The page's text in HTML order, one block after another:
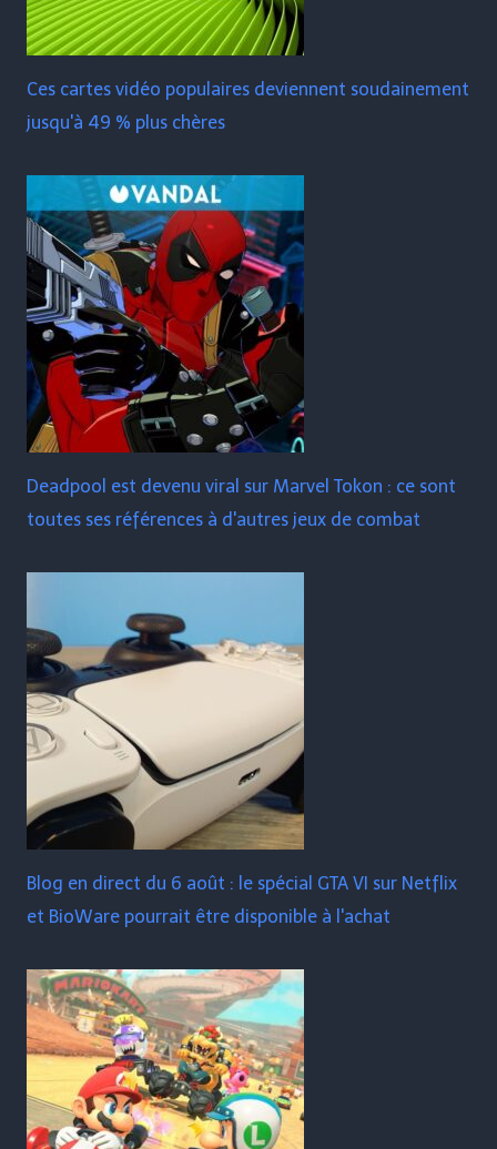
Ces cartes vidéo populaires deviennent soudainement
jusqu'à 49 % plus chères
Deadpool est devenu viral sur Marvel Tokon : ce sont
toutes ses références à d'autres jeux de combat
Blog en direct du 6 août : le spécial GTA VI sur Netflix
et BioWare pourrait être disponible à l'achat